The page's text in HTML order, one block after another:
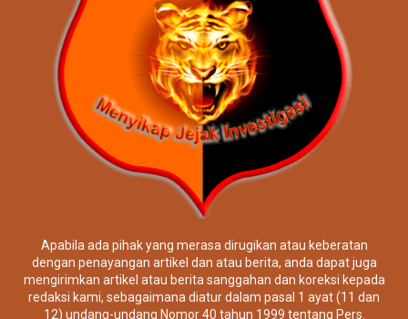
Apabila ada pihak yang merasa dirugikan atau keberatan
dengan penayangan artikel dan atau berita, anda dapat juga
mengirimkan artikel atau berita sanggahan dan koreksi kepada
redaksi kami, sebagaimana diatur dalam pasal 1 ayat (11 dan
12) undang-undang Nomor 40 tahun 1999 tentang Pers.